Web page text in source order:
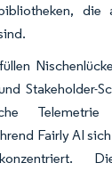
die
Stakeholder-
Fairly AI